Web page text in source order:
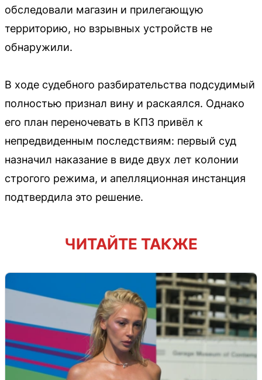
обследовали магазин и прилегающую
территорию, но взрывных устройств не
обнаружили.
В ходе судебного разбирательства подсудимый
полностью признал вину и раскаялся. Однако
его план переночевать в КПЗ привёл к
непредвиденным последствиям: первый суд
назначил наказание в виде двух лет колонии
строгого режима, и апелляционная инстанция
подтвердила это решение.
ЧИТАЙТЕ ТАКЖЕ